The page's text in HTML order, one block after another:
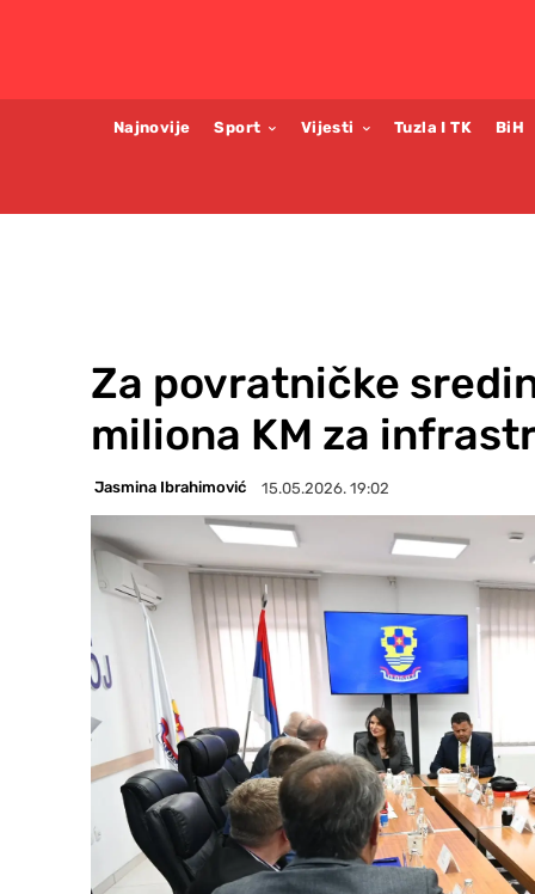
Najnovije Sport Vijesti Tuzla I TK BiH
Za povratničke
miliona KM za
Jasmina Ibrahimović 15.05.2026. 19:02